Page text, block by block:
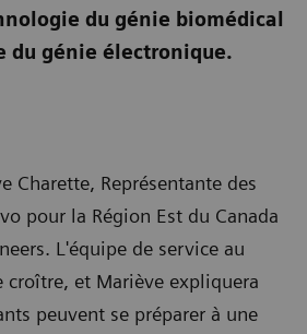
du génie biomédical
du génie électronique.
Charette, Représentante des
pour la Région Est du Canada
L'équipe de service au
croître, et Mariève expliquera
peuvent se préparer à une